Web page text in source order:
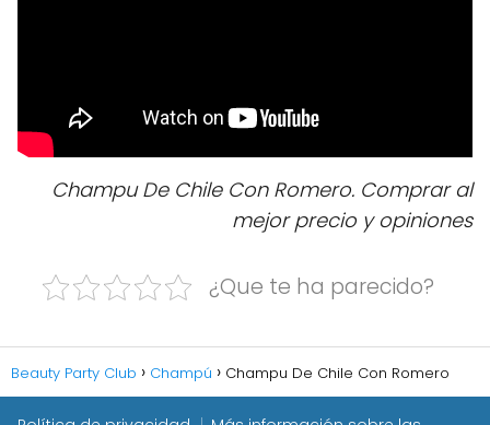
Champu De Chile Con Romero. Comprar al
mejor precio y opiniones
¿Que te ha parecido?
Beauty Party Club Champú Champu De Chile Con Romero